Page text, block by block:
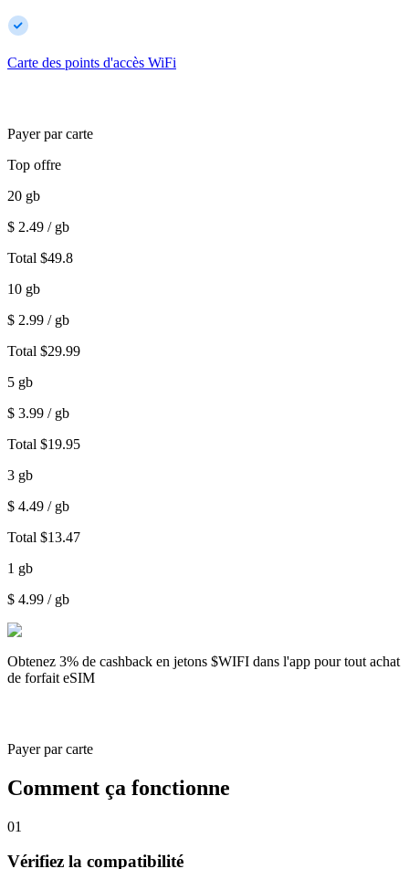
Carte des points d'accès WiFi
Payer par carte
Top offre
20 gb
$ 2.49 / gb
Total $49.8
10 gb
$ 2.99 / gb
Total $29.99
5 gb
$ 3.99 / gb
Total $19.95
3 gb
$ 4.49 / gb
Total $13.47
1 gb
$ 4.99 / gb
Obtenez 3% de cashback en jetons $WIFI dans l'app pour tout achat
de forfait eSIM
Payer par carte
Comment ça fonctionne
01
Vérifiez la compatibilité